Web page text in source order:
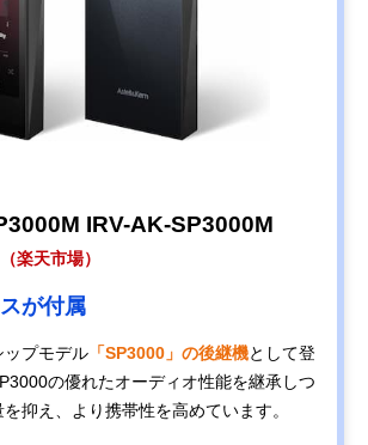
IRV-AK-SP3000M
楽天市場）
が付属
ップモデル 「SP3000」の後継機として登
の優れたオーディオ性能を継承しつ
抑え、より携帯性を高めています。​